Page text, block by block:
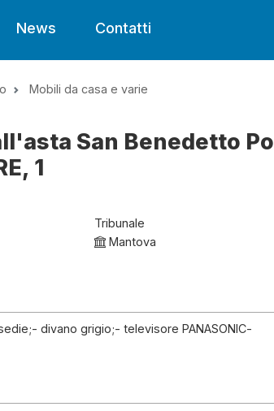
News Contatti
Mobili da casa e varie
San Benedetto Po
1
Tribunale
Mantova
divano grigio;- televisore PANASONIC-